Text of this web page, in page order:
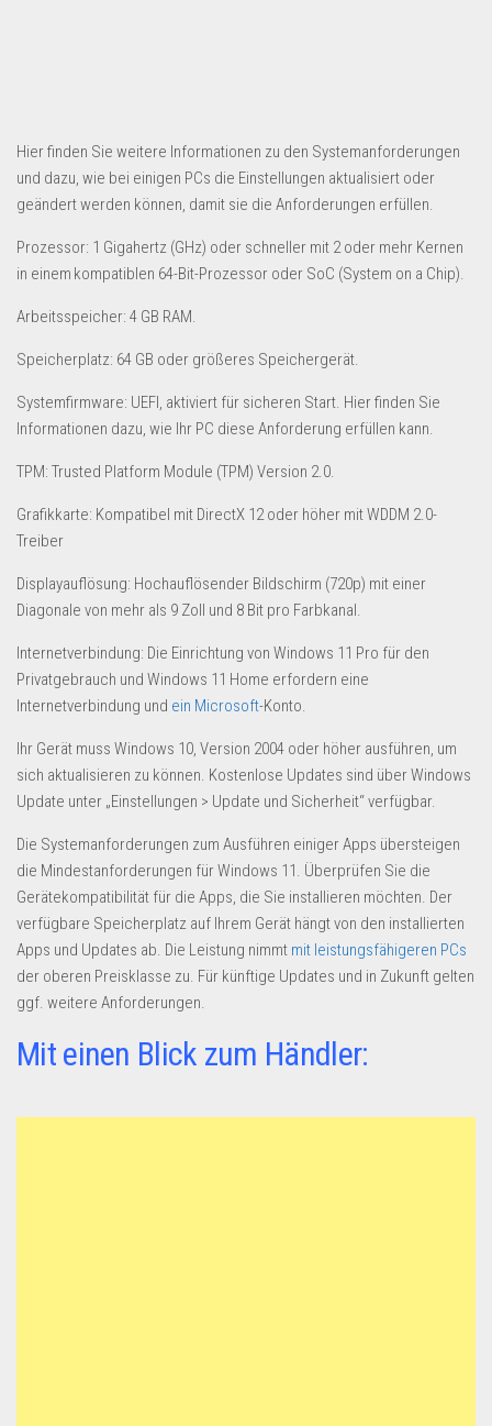
Hier finden Sie weitere Informationen zu den Systemanforderungen
und dazu, wie bei einigen PCs die Einstellungen aktualisiert oder
geändert werden können, damit sie die Anforderungen erfüllen.
Prozessor: 1 Gigahertz (GHz) oder schneller mit 2 oder mehr Kernen
in einem kompatiblen 64-Bit-Prozessor oder SoC (System on a Chip).
Arbeitsspeicher: 4 GB RAM.
Speicherplatz: 64 GB oder größeres Speichergerät.
Systemfirmware: UEFI, aktiviert für sicheren Start. Hier finden Sie
Informationen dazu, wie Ihr PC diese Anforderung erfüllen kann.
TPM: Trusted Platform Module (TPM) Version 2.0.
Grafikkarte: Kompatibel mit DirectX 12 oder höher mit WDDM 2.0-
Treiber
Displayauflösung: Hochauflösender Bildschirm (720p) mit einer
Diagonale von mehr als 9 Zoll und 8 Bit pro Farbkanal.
Internetverbindung: Die Einrichtung von Windows 11 Pro für den
Privatgebrauch und Windows 11 Home erfordern eine
Internetverbindung und ein Microsoft-Konto.
Ihr Gerät muss Windows 10, Version 2004 oder höher ausführen, um
sich aktualisieren zu können. Kostenlose Updates sind über Windows
Update unter „Einstellungen > Update und Sicherheit“ verfügbar.
Die Systemanforderungen zum Ausführen einiger Apps übersteigen
die Mindestanforderungen für Windows 11. Überprüfen Sie die
Gerätekompatibilität für die Apps, die Sie installieren möchten. Der
verfügbare Speicherplatz auf Ihrem Gerät hängt von den installierten
Apps und Updates ab. Die Leistung nimmt mit leistungsfähigeren PCs
der oberen Preisklasse zu. Für künftige Updates und in Zukunft gelten
ggf. weitere Anforderungen.
Mit einen Blick zum Händler: